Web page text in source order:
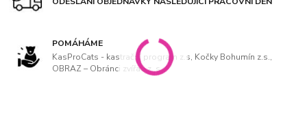
POMÁHÁME
KasProCats - kastrační program z.s, Kočky Bohumín z.s.,
OBRAZ – Obránci zvířat, z. s